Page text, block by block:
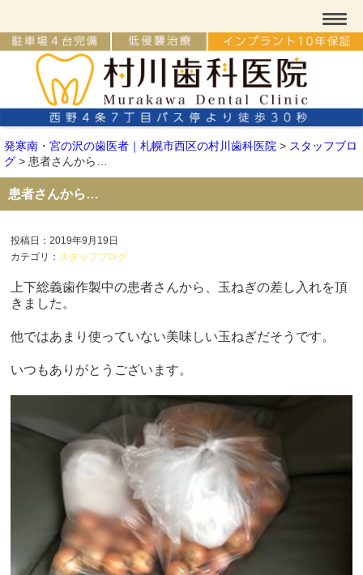
発寒南・宮の沢の歯医者｜札幌市西区の村川歯科医院 > スタッフブロ
グ > 患者さんから…
患者さんから…
投稿日：2019年9月19日
カテゴリ： スタッフブログ
上下総義歯作製中の患者さんから、玉ねぎの差し入れを頂
きました。
他ではあまり使っていない美味しい玉ねぎだそうです。
いつもありがとうございます。